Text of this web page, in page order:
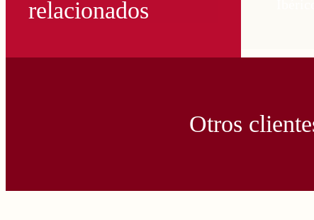
relacionados
Otros